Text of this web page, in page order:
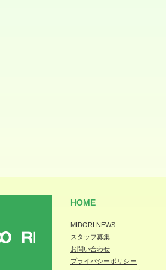
HOME
MIDORI NEWS
スタッフ募集
お問い合わせ
プライバシーポリシー